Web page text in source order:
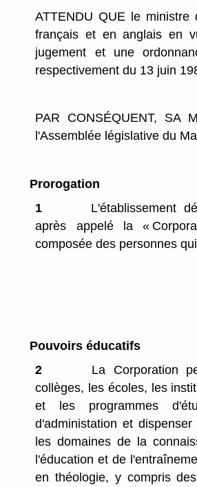
ATTENDU QUE le
français et en anglais en
jugement et une
respectivement du 13 juin
PAR CONSÉQUENT, SA
l'Assemblée législative du
Prorogation
1
L'établissement
après appelé la «
composée des personnes
Pouvoirs éducatifs
2
La Corporation
collèges, les écoles, les
et les programmes
d'administation et
les domaines de la
l'éducation et de
en théologie, y compris